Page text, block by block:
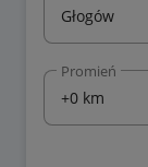
Promień